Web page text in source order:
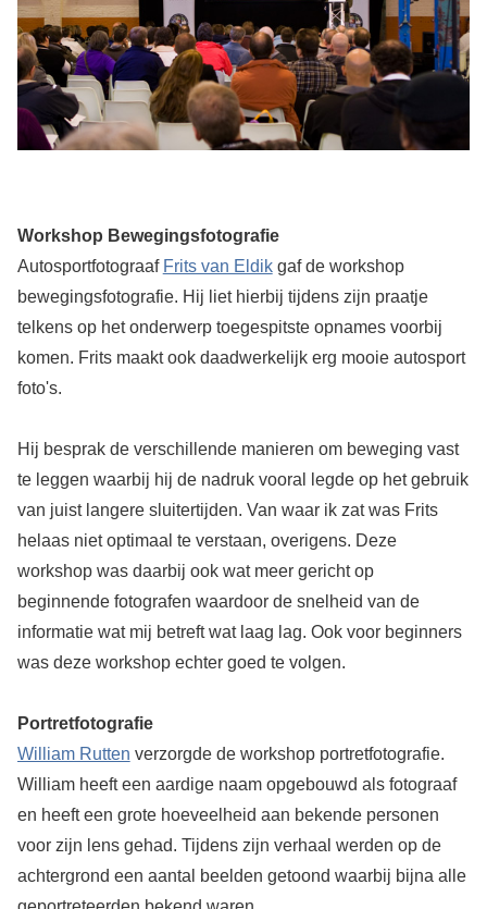
Workshop Bewegingsfotografie
Autosportfotograaf Frits van Eldikgaf de workshop
bewegingsfotografie. Hij liet hierbij tijdens zijn praatje
telkens op het onderwerp toegespitste opnames voorbij
komen. Frits maakt ook daadwerkelijk erg mooie autosport
foto's.
Hij besprak de verschillende manieren om beweging vast
te leggen waarbij hij de nadruk vooral legde op het gebruik
van juist langere sluitertijden. Van waar ik zat was Frits
helaas niet optimaal te verstaan, overigens. Deze
workshop was daarbij ook wat meer gericht op
beginnende fotografen waardoor de snelheid van de
informatie wat mij betreft wat laag lag. Ook voor beginners
was deze workshop echter goed te volgen.
Portretfotografie
William Rutten verzorgde de workshop portretfotografie.
William heeft een aardige naam opgebouwd als fotograaf
en heeft een grote hoeveelheid aan bekende personen
voor zijn lens gehad. Tijdens zijn verhaal werden op de
achtergrond een aantal beelden getoond waarbij bijna alle